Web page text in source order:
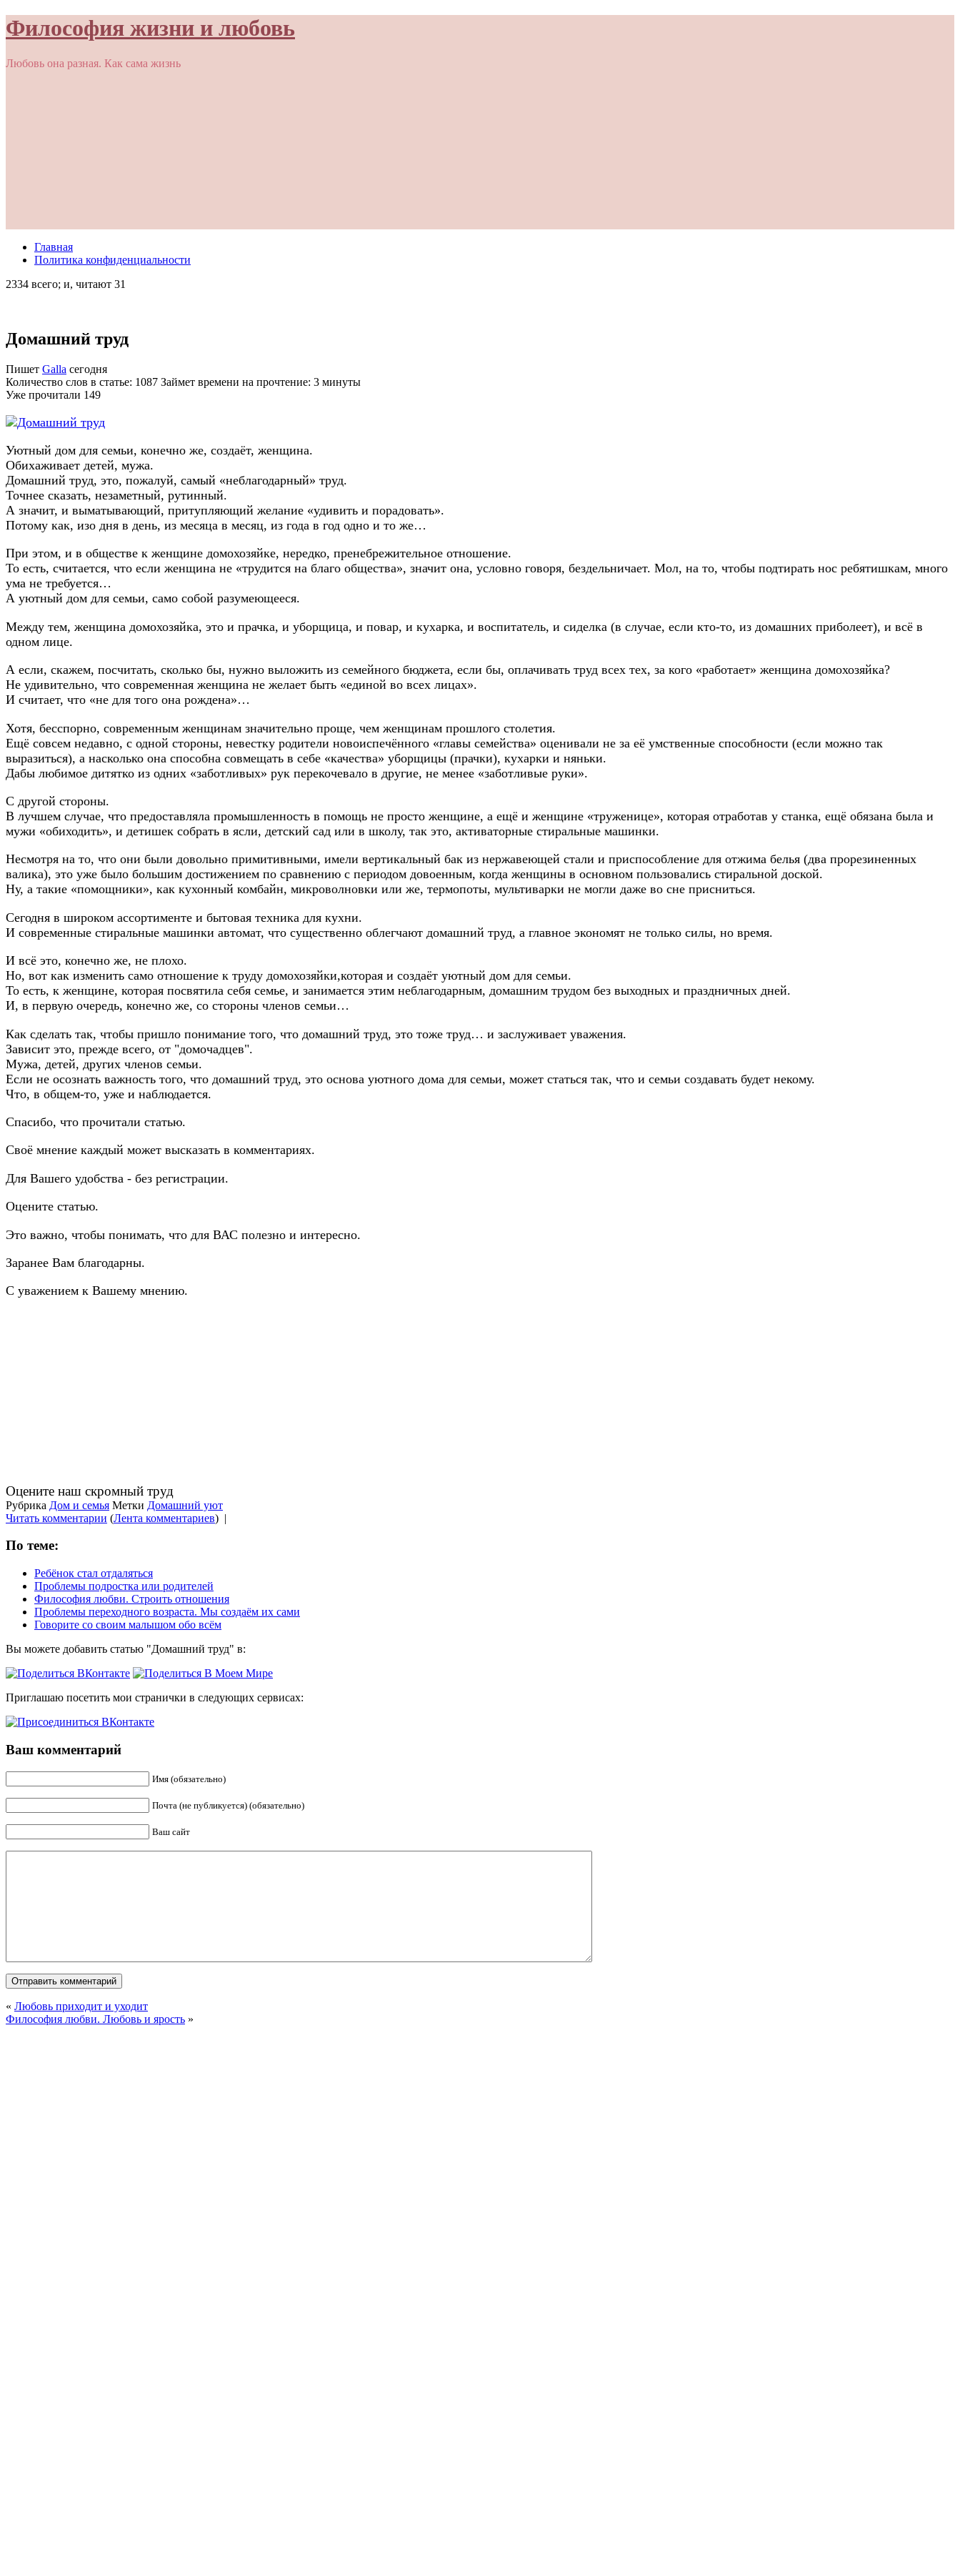
Философия жизни и любовь
Любовь она разная. Как сама жизнь
Главная
Политика конфиденциальности
2334 всего; и, читают 31
Домашний труд
Пишет Galla сегодня
Количество слов в статье: 1087 Займет времени на прочтение: 3 минуты
Уже прочитали 149
Уютный дом для семьи, конечно же, создаёт, женщина.
Обихаживает детей, мужа.
Домашний труд, это, пожалуй, самый «неблагодарный» труд.
Точнее сказать, незаметный, рутинный.
А значит, и выматывающий, притупляющий желание «удивить и порадовать».
Потому как, изо дня в день, из месяца в месяц, из года в год одно и то же…
При этом, и в обществе к женщине домохозяйке, нередко, пренебрежительное отношение.
То есть, считается, что если женщина не «трудится на благо общества», значит она, условно говоря, бездельничает. Мол, на то, чтобы подтирать нос ребятишкам, много
ума не требуется…
А уютный дом для семьи, само собой разумеющееся.
Между тем, женщина домохозяйка, это и прачка, и уборщица, и повар, и кухарка, и воспитатель, и сиделка (в случае, если кто-то, из домашних приболеет), и всё в
одном лице.
А если, скажем, посчитать, сколько бы, нужно выложить из семейного бюджета, если бы, оплачивать труд всех тех, за кого «работает» женщина домохозяйка?
Не удивительно, что современная женщина не желает быть «единой во всех лицах».
И считает, что «не для того она рождена»…
Хотя, бесспорно, современным женщинам значительно проще, чем женщинам прошлого столетия.
Ещё совсем недавно, с одной стороны, невестку родители новоиспечённого «главы семейства» оценивали не за её умственные способности (если можно так
выразиться), а насколько она способна совмещать в себе «качества» уборщицы (прачки), кухарки и няньки.
Дабы любимое дитятко из одних «заботливых» рук перекочевало в другие, не менее «заботливые руки».
С другой стороны.
В лучшем случае, что предоставляла промышленность в помощь не просто женщине, а ещё и женщине «труженице», которая отработав у станка, ещё обязана была и
мужи «обиходить», и детишек собрать в ясли, детский сад или в школу, так это, активаторные стиральные машинки.
Несмотря на то, что они были довольно примитивными, имели вертикальный бак из нержавеющей стали и приспособление для отжима белья (два прорезиненных
валика), это уже было большим достижением по сравнению с периодом довоенным, когда женщины в основном пользовались стиральной доской.
Ну, а такие «помощники», как кухонный комбайн, микроволновки или же, термопоты, мультиварки не могли даже во сне присниться.
Сегодня в широком ассортименте и бытовая техника для кухни.
И современные стиральные машинки автомат, что существенно облегчают домашний труд, а главное экономят не только силы, но время.
И всё это, конечно же, не плохо.
Но, вот как изменить само отношение к труду домохозяйки,которая и создаёт уютный дом для семьи.
То есть, к женщине, которая посвятила себя семье, и занимается этим неблагодарным, домашним трудом без выходных и праздничных дней.
И, в первую очередь, конечно же, со стороны членов семьи…
Как сделать так, чтобы пришло понимание того, что домашний труд, это тоже труд… и заслуживает уважения.
Зависит это, прежде всего, от "домочадцев".
Мужа, детей, других членов семьи.
Если не осознать важность того, что домашний труд, это основа уютного дома для семьи, может статься так, что и семьи создавать будет некому.
Что, в общем-то, уже и наблюдается.
Спасибо, что прочитали статью.
Своё мнение каждый может высказать в комментариях.
Для Вашего удобства - без регистрации.
Оцените статью.
Это важно, чтобы понимать, что для ВАС полезно и интересно.
Заранее Вам благодарны.
С уважением к Вашему мнению.
Оцените наш скромный труд
Рубрика Дом и семья Метки Домашний уют
Читать комментарии (Лента комментариев) |
По теме:
Ребёнок стал отдаляться
Проблемы подростка или родителей
Философия любви. Строить отношения
Проблемы переходного возраста. Мы создаём их сами
Говорите со своим малышом обо всём
Вы можете добавить статью "Домашний труд" в:
Приглашаю посетить мои странички в следующих сервисах:
Ваш комментарий
Имя (обязательно)
Почта (не публикуется) (обязательно)
Ваш сайт
« Любовь приходит и уходит
Философия любви. Любовь и ярость »